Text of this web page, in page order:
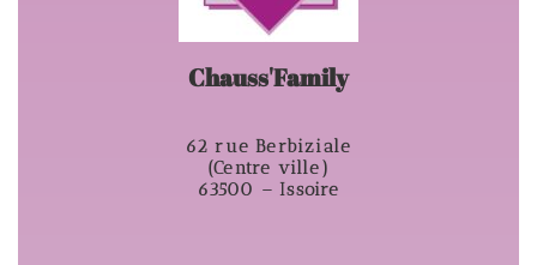
Chauss'Family
62 rue Berbiziale
(Centre ville)
63500 – Issoire